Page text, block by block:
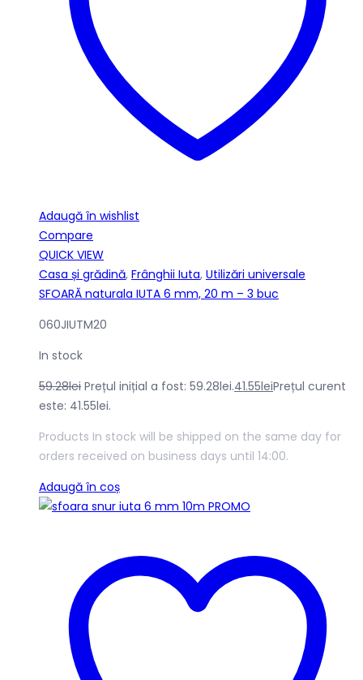
Adaugă în wishlist
Compare
QUICK VIEW
Casa și grădină, Frânghii Iuta, Utilizări universale
SFOARĂ naturala IUTA 6 mm, 20 m – 3 buc
060JIUTM20
In stock
59.28lei Prețul inițial a fost: 59.28lei.41.55leiPrețul curent
este: 41.55lei.
Products In stock will be shipped on the same day for
orders received on business days until 14:00.
Adaugă în coș